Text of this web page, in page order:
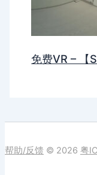
免费VR – 【
帮助/反馈 © 2026 粤